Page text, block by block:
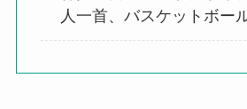
人一首、バスケットボー